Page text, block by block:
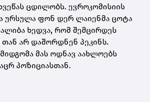
ცდილობს. ევროკომისიის
ურსულა ფონ დერ ლაიენმა ცოტა
ხედვა, რომ შემცირდეს
თან არ დაშორდნენ პეკინს.
მას ოდნავ აახლოებს
პოზიციასთან.